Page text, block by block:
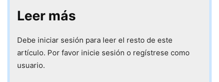
Leer más
Debe iniciar sesión para leer el resto de este
artículo. Por favor inicie sesión o regístrese como
usuario.